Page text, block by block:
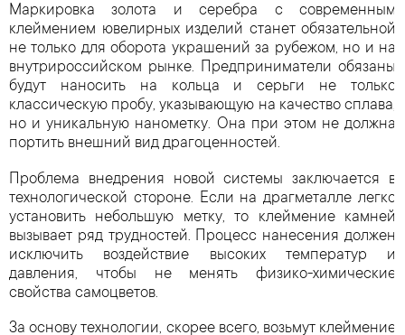
Маркировка золота и серебра с современным
клеймением ювелирных изделий станет обязательной
не только для оборота украшений за рубежом, но и на
внутрироссийском рынке. Предприниматели обязаны
будут наносить на кольца и серьги не только
классическую пробу, указывающую на качество сплава,
но и уникальную нанометку. Она при этом не должна
портить внешний вид драгоценностей.
Проблема внедрения новой системы заключается в
технологической стороне. Если на драгметалле легко
установить небольшую метку, то клеймение камней
вызывает ряд трудностей. Процесс нанесения должен
исключить воздействие высоких температур и
давления, чтобы не менять физико-химические
свойства самоцветов.
За основу технологии, скорее всего, возьмут клеймение